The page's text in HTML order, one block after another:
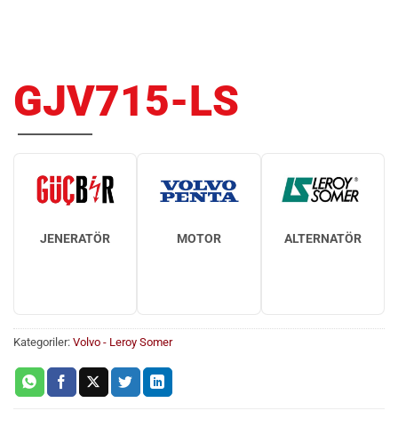
GJV715-LS
JENERATÖR MOTOR ALTERNATÖR
Kategoriler: Volvo - Leroy Somer